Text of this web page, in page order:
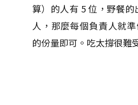
算）的人有 5 位，野餐
人，那麼每個負責人就
的份量即可。吃太撐很難